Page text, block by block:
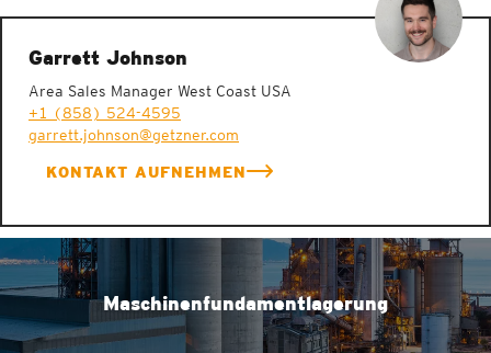
Garrett Johnson
Area Sales Manager West Coast USA
+1 (858) 524-4595
garrett.johnson@getzner.com
KONTAKT AUFNEHMEN
Maschinenfundamentlagerung